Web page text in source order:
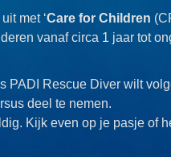
met ‘Care for Children
vanaf circa 1 jaar tot
PADI Rescue Diver wilt
deel te nemen.
Kijk even op je pasje of